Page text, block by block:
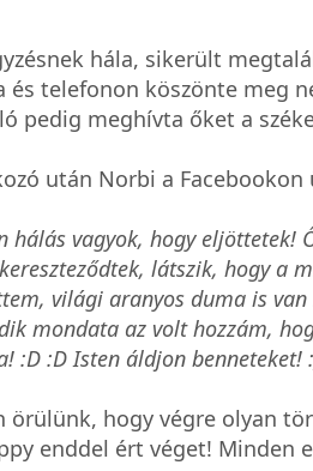
hála, sikerült
és telefonon köszönte meg
pedig meghívta őket a
után Norbi a Facebookon
hálás vagyok, hogy eljöttetek!
látszik, hogy a
világi aranyos duma is
mondata az volt hozzám,
:D :D Isten áldjon benneteket!
örülünk, hogy végre olyan
enddel ért véget! Minden